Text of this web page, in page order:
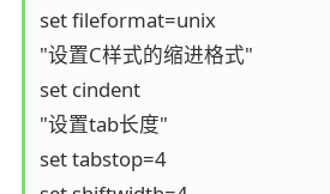
set fileformat=unix
"设置C样式的缩进格式"
set cindent
"设置tab长度"
set tabstop=4